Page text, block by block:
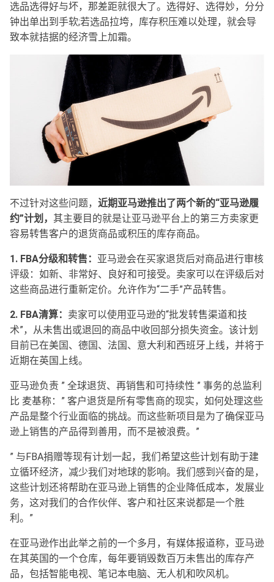
选品选得好与坏，那差距就很大了。选得好、选得妙，分分
钟出单出到手软;若选品拉垮，库存积压难以处理，就会导
致本就拮据的经济雪上加霜。
不过针对这些问题， 近期亚马逊推出了两个新的“亚马逊履
约”计划， 其主要目的就是让亚马逊平台上的第三方卖家更
容易转售客户的退货商品或积压的库存商品。
1. FBA分级和转售： 亚马逊会在买家退货后对商品进行审核
评级：如新、非常好、良好和可接受。卖家可以在评级后对
这些商品进行重新定价。允许作为“二手”产品转售。
2. FBA清算： 卖家可以使用亚马逊的“批发转售渠道和技
术”，从未售出或退回的商品中收回部分损失资金。该计划
目前已在美国、德国、法国、意大利和西班牙上线，并将于
近期在英国上线。
亚马逊负责 ” 全球退货、再销售和可持续性 ” 事务的总监利
比 麦基称：” 客户退货是所有零售商的现实，如何处理这些
产品是整个行业面临的挑战。而这些新项目是为了确保亚马
逊上销售的产品得到善用，而不是被浪费。”
” 与FBA捐赠等现有计划一起，我们希望这些计划有助于建
立循环经济，减少我们对地球的影响。我们感到兴奋的是，
这些计划还将帮助在亚马逊上销售的企业降低成本，发展业
务，这对我们的合作伙伴、客户和社区来说都是一个胜
利。”
在亚马逊作出此举之前的一个多月，有媒体报道称，亚马逊
在其英国的一个仓库，每年要销毁数百万未售出的库存产
品，包括智能电视、笔记本电脑、无人机和吹风机。